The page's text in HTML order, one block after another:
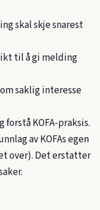
skal skje snarest
til å gi melding
saklig interesse
KOFA-praksis.
av KOFAs egen
over). Det erstatter